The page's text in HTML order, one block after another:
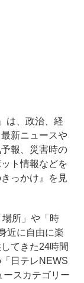
は、政治、経
新ニュースや
報、災害時の
ト情報などを
っかけ』を見
所」や「時
近に自由に楽
てきた24時間
日テレNEWS
ースカテゴリー